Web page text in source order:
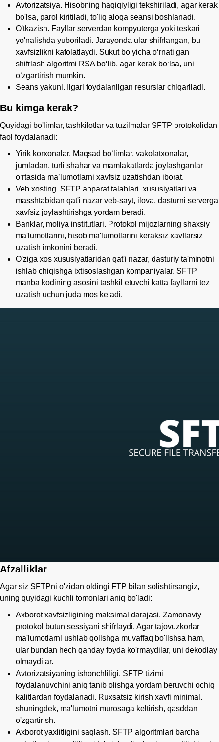
Avtorizatsiya. Hisobning haqiqiyligi tekshiriladi, agar kerak
bo'lsa, parol kiritiladi, to'liq aloqa seansi boshlanadi.
O'tkazish. Fayllar serverdan kompyuterga yoki teskari
yo'nalishda yuboriladi. Jarayonda ular shifrlangan, bu
xavfsizlikni kafolatlaydi. Sukut boʻyicha oʻrnatilgan
shifrlash algoritmi RSA boʻlib, agar kerak boʻlsa, uni
oʻzgartirish mumkin.
Seans yakuni. Ilgari foydalanilgan resurslar chiqariladi.
Bu kimga kerak?
Quyidagi bo'limlar, tashkilotlar va tuzilmalar SFTP protokolidan
faol foydalanadi:
Yirik korxonalar. Maqsad boʻlimlar, vakolatxonalar,
jumladan, turli shahar va mamlakatlarda joylashganlar
oʻrtasida maʼlumotlarni xavfsiz uzatishdan iborat.
Veb xosting. SFTP apparat talablari, xususiyatlari va
masshtabidan qat'i nazar veb-sayt, ilova, dasturni serverga
xavfsiz joylashtirishga yordam beradi.
Banklar, moliya institutlari. Protokol mijozlarning shaxsiy
ma'lumotlarini, hisob ma'lumotlarini keraksiz xavflarsiz
uzatish imkonini beradi.
O'ziga xos xususiyatlaridan qat'i nazar, dasturiy ta'minotni
ishlab chiqishga ixtisoslashgan kompaniyalar. SFTP
manba kodining asosini tashkil etuvchi katta fayllarni tez
uzatish uchun juda mos keladi.
Afzalliklar
Agar siz SFTPni o'zidan oldingi FTP bilan solishtirsangiz,
uning quyidagi kuchli tomonlari aniq bo'ladi:
Axborot xavfsizligining maksimal darajasi. Zamonaviy
protokol butun sessiyani shifrlaydi. Agar tajovuzkorlar
ma'lumotlarni ushlab qolishga muvaffaq bo'lishsa ham,
ular bundan hech qanday foyda ko'rmaydilar, uni dekodlay
olmaydilar.
Avtorizatsiyaning ishonchliligi. SFTP tizimi
foydalanuvchini aniq tanib olishga yordam beruvchi ochiq
kalitlardan foydalanadi. Ruxsatsiz kirish xavfi minimal,
shuningdek, ma'lumotni murosaga keltirish, qasddan
o'zgartirish.
Axborot yaxlitligini saqlash. SFTP algoritmlari barcha